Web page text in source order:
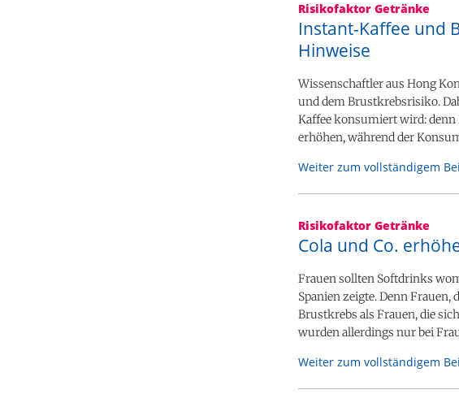
Risikofaktor Getränke
Instant-Kaffee und
Hinweise
Wissenschaftler aus Hong
und dem Brustkrebsrisiko.
Kaffee konsumiert wird:
erhöhen, während der
Weiter zum vollständigem
Risikofaktor Getränke
Cola und Co.
Frauen sollten Softdrinks
Spanien zeigte. Denn
Brustkrebs als Frauen, die
wurden allerdings nur bei
Weiter zum vollständigem